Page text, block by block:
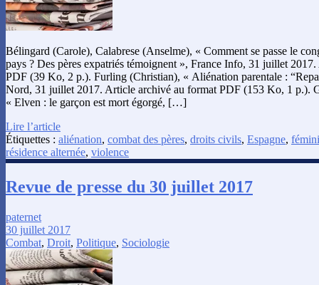
Bélingard (Carole), Calabrese (Anselme), « Comment se passe le
pays ? Des pères expatriés témoignent », France Info, 31 juillet
PDF (39 Ko, 2 p.). Furling (Christian), « Aliénation parentale :
Nord, 31 juillet 2017. Article archivé au format PDF (153 Ko, 1 p.).
« Elven : le garçon est mort égorgé, […]
Lire l’article
Étiquettes : aliénation, combat des pères, droits civils, Espagne,
résidence alternée, violence
Revue de presse du 30 juillet 2017
paternet
30 juillet 2017
Combat, Droit, Politique, Sociologie